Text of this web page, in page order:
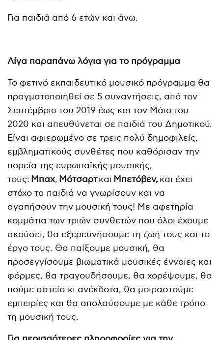
Για παιδιά από 6 ετών και άνω.
Λίγα παραπάνω λόγια για το πρόγραμμα
Το φετινό εκπαιδευτικό μουσικό πρόγραμμα θα
πραγματοποιηθεί σε 5 συναντήσεις, από τον
Σεπτέμβριο του 2019 έως και τον Μάιο του
2020 και απευθύνεται σε παιδιά του Δημοτικού.
Είναι αφιερωμένο σε τρεις πολύ δημοφιλείς,
εμβληματικούς συνθέτες που καθόρισαν την
πορεία της ευρωπαϊκής μουσικής,
τους: Μπαχ, Μότσαρτκαι Μπετόβεν, και έχει
στόχο τα παιδιά να γνωρίσουν και να
αγαπήσουν την μουσική τους! Με αφετηρία
κομμάτια των τριών συνθετών που όλοι έχουμε
ακούσει, θα εξερευνήσουμε τη ζωή τους και το
έργο τους. Θα παίξουμε μουσική, θα
προσεγγίσουμε βιωματικά μουσικές έννοιες και
φόρμες, θα τραγουδήσουμε, θα χορέψουμε, θα
πούμε αστεία κι ανέκδοτα, θα μοιραστούμε
εμπειρίες και θα απολαύσουμε με κάθε τρόπο
τη μουσική τους.